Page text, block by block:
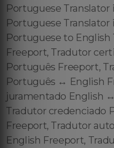
Portuguese Translator
Portuguese
Portuguese to English
Freeport, Tradutor
Português Freeport,
Português ↔️ English
juramentado English
Tradutor credenciado
Freeport, Tradutor
English Freeport,